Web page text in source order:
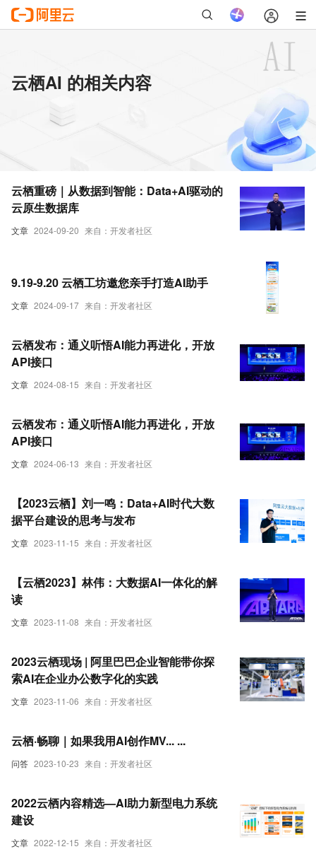
云栖AI 的相关内容
文章 2024-09-20 来自：开发者社区
云栖重磅｜从数据到智能：Data+AI驱动的
云原生数据库
文章 2024-09-17 来自：开发者社区
9.19-9.20 云栖工坊邀您亲手打造AI助手
文章 2024-08-15 来自：开发者社区
云栖发布：通义听悟AI能力再进化，开放
API接口
文章 2024-06-13 来自：开发者社区
云栖发布：通义听悟AI能力再进化，开放
API接口
文章 2023-11-15 来自：开发者社区
【2023云栖】刘一鸣：Data+AI时代大数
据平台建设的思考与发布
文章 2023-11-08 来自：开发者社区
【云栖2023】林伟：大数据AI一体化的解
读
文章 2023-11-06 来自：开发者社区
2023云栖现场 | 阿里巴巴企业智能带你探
索AI在企业办公数字化的实践
问答 2023-10-23 来自：开发者社区
云栖·畅聊｜如果我用AI创作MV... ...
文章 2022-12-15 来自：开发者社区
2022云栖内容精选—AI助力新型电力系统
建设